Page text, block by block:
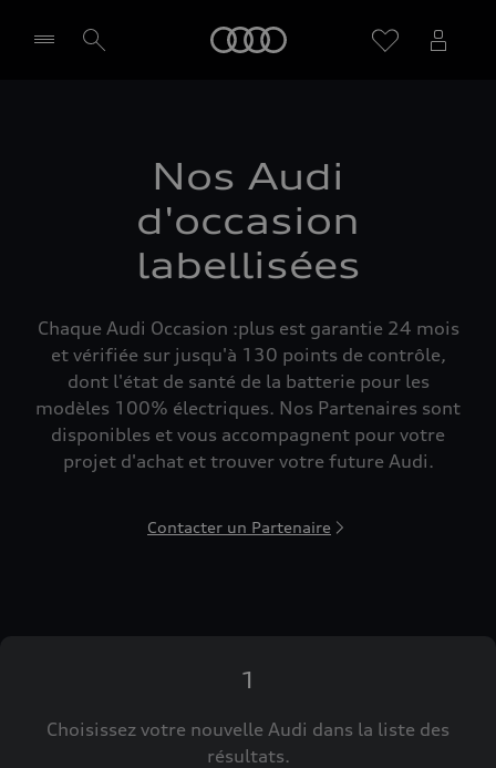
Nos Audi
d'occasion
labellisées
Chaque Audi Occasion :plus est garantie 24 mois
et vérifiée sur jusqu'à 130 points de contrôle,
dont l'état de santé de la batterie pour les
modèles 100% électriques. Nos Partenaires sont
disponibles et vous accompagnent pour votre
projet d'achat et trouver votre future Audi.
Contacter un Partenaire
1
Choisissez votre nouvelle Audi dans la liste des
résultats.